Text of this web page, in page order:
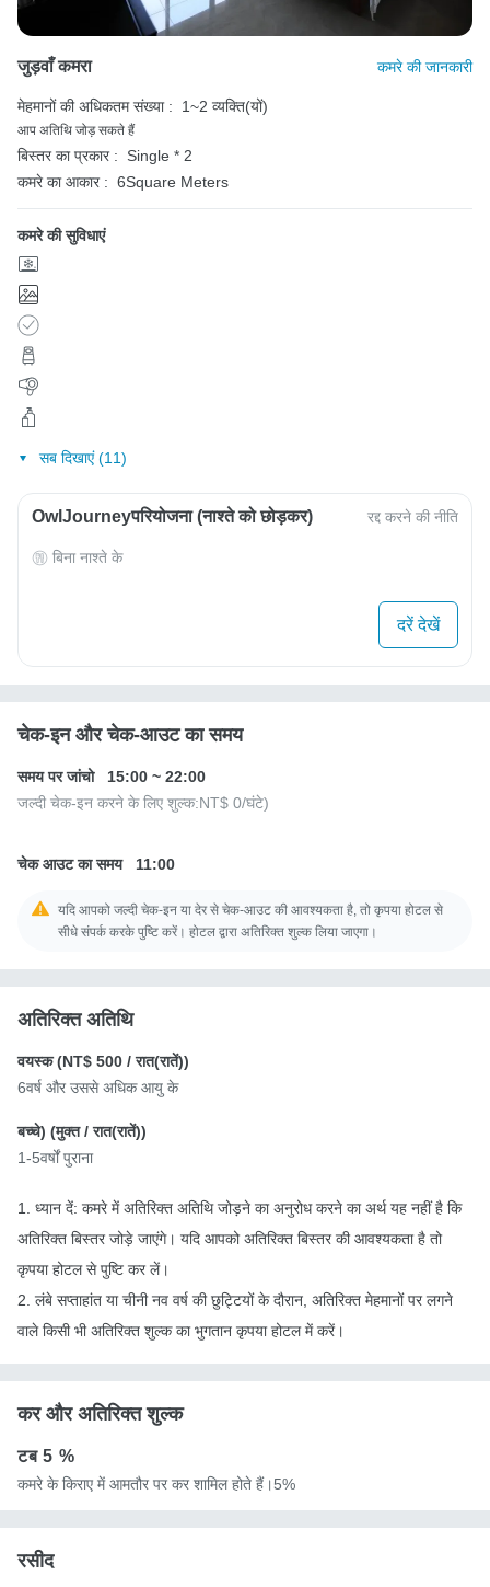
जुड़वाँ कमरा कमरे की जानकारी
मेहमानों की अधिकतम संख्या : 1~2 व्यक्ति(यों)
आप अतिथि जोड़ सकते हैं
बिस्तर का प्रकार :
Single * 2
कमरे का आकार : 6Square Meters
कमरे की सुविधाएं
सब दिखाएं (11)
OwlJourneyपरियोजना (नाश्ते को छोड़कर) रद्द करने की नीति
बिना नाश्ते के
दरें देखें
चेक-इन और चेक-आउट का समय
समय पर जांचो 15:00 ~ 22:00
जल्दी चेक-इन करने के लिए शुल्क:NT$ 0/घंटे)
चेक आउट का समय 11:00
यदि आपको जल्दी चेक-इन या देर से चेक-आउट की आवश्यकता है, तो कृपया होटल से
सीधे संपर्क करके पुष्टि करें। होटल द्वारा अतिरिक्त शुल्क लिया जाएगा।
अतिरिक्त अतिथि
वयस्क (NT$ 500 / रात(रातें))
6वर्ष और उससे अधिक आयु के
बच्चे) (मुक्त/ रात(रातें))
1-5वर्षों पुराना
1. ध्यान दें: कमरे में अतिरिक्त अतिथि जोड़ने का अनुरोध करने का अर्थ यह नहीं है कि
अतिरिक्त बिस्तर जोड़े जाएंगे। यदि आपको अतिरिक्त बिस्तर की आवश्यकता है तो
कृपया होटल से पुष्टि कर लें।
2. लंबे सप्ताहांत या चीनी नव वर्ष की छुट्टियों के दौरान, अतिरिक्त मेहमानों पर लगने
वाले किसी भी अतिरिक्त शुल्क का भुगतान कृपया होटल में करें।
कर और अतिरिक्त शुल्क
टब5 %
कमरे के किराए में आमतौर पर कर शामिल होते हैं।5%
रसीद